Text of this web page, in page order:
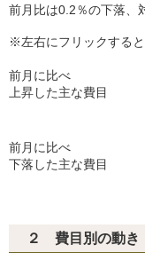
前月比は0.2％の下落、
※左右にフリックすると
前月に比べ
上昇した主な費目
前月に比べ
下落した主な費目
２ 費目別の動き